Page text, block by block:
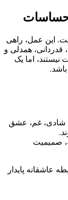
این عمل، راهی
قدردانی، همدلی و
اما یک
شادی، غم، عشق
صمیمیت